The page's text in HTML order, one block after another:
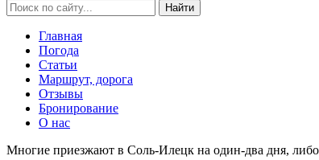
Найти
Главная
Погода
Статьи
Маршрут, дорога
Отзывы
Бронирование
О нас
Многие приезжают в Соль-Илецк на один-два дня, либо